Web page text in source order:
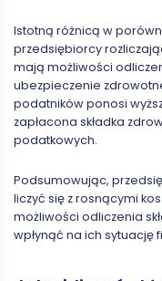
Istotną różnicą w
przedsiębiorcy
mają możliwości
ubezpieczenie
podatników ponosi
zapłacona składka
podatkowych.
Podsumowując,
liczyć się z rosnącymi
możliwości odliczenia
wpłynąć na ich sytuację